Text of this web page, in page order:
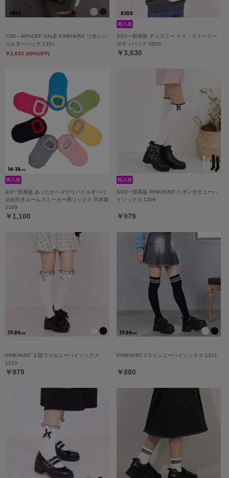
7/30～40%OFF SALE PINKHUNT リボンシ
ョルダーバッグ 1351
￥2,633 (40%OFF)
3/23一部再販 ディズニー トイ・ストーリー
ボディバッグ 0833
￥3,630
4/3一部再販 あったかハマグリパイルすべり
止め付きルームスニーカー用ソックス 日本製
1109
￥1,100
3/23一部再販 PINKHUNT リボン付きニーハ
イソックス 1309
￥979
PINKHUNT ２段フリルニーハイソックス
1310
￥979
PINKHUNT 2ラインニーハイソックス 1311
￥880